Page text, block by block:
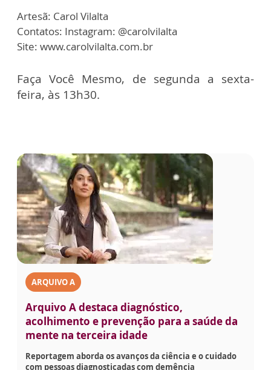
Artesã: Carol Vilalta
Contatos: Instagram: @carolvilalta
Site: www.carolvilalta.com.br
Faça Você Mesmo, de segunda a sexta-
feira, às 13h30.
ARQUIVO A
Arquivo A destaca diagnóstico,
acolhimento e prevenção para a saúde da
mente na terceira idade
Reportagem aborda os avanços da ciência e o cuidado
com pessoas diagnosticadas com demência